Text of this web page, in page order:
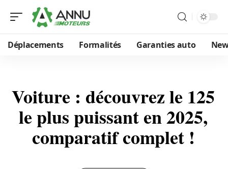
Déplacements Formalités Garanties auto
Voiture : découvrez le 125
le plus puissant en 2025,
comparatif complet !